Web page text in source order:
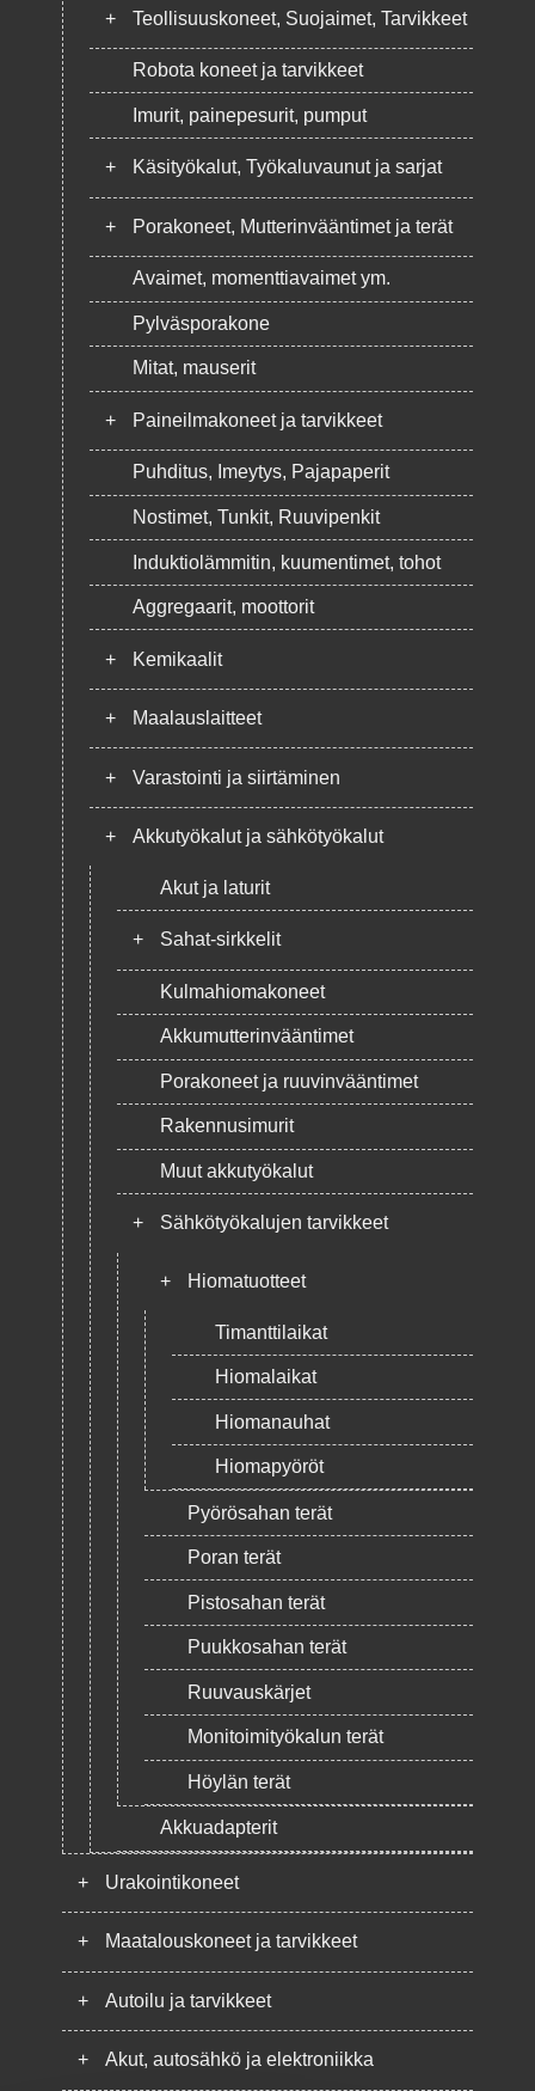
+ Teollisuuskoneet, Suojaimet, Tarvikkeet
Robota koneet ja tarvikkeet
Imurit, painepesurit, pumput
+ Käsityökalut, Työkaluvaunut ja sarjat
+ Porakoneet, Mutterinvääntimet ja terät
Avaimet, momenttiavaimet ym.
Pylväsporakone
Mitat, mauserit
+ Paineilmakoneet ja tarvikkeet
Puhditus, Imeytys, Pajapaperit
Nostimet, Tunkit, Ruuvipenkit
Induktiolämmitin, kuumentimet, tohot
Aggregaarit, moottorit
+ Kemikaalit
+ Maalauslaitteet
+ Varastointi ja siirtäminen
+ Akkutyökalut ja sähkötyökalut
Akut ja laturit
+ Sahat-sirkkelit
Kulmahiomakoneet
Akkumutterinvääntimet
Porakoneet ja ruuvinvääntimet
Rakennusimurit
Muut akkutyökalut
+ Sähkötyökalujen tarvikkeet
+ Hiomatuotteet
Timanttilaikat
Hiomalaikat
Hiomanauhat
Hiomapyöröt
Pyörösahan terät
Poran terät
Pistosahan terät
Puukkosahan terät
Ruuvauskärjet
Monitoimityökalun terät
Höylän terät
Akkuadapterit
+ Urakointikoneet
+ Maatalouskoneet ja tarvikkeet
+ Autoilu ja tarvikkeet
+ Akut, autosähkö ja elektroniikka